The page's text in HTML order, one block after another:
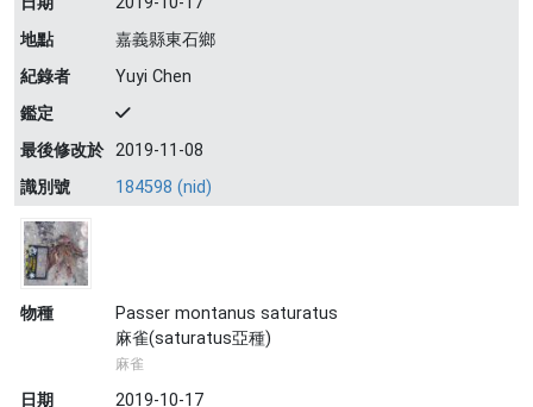
地點
嘉義縣東石鄉
紀錄者
Yuyi Chen
鑑定
最後修改於 2019-11-08
識別號
184598 (nid)
物種
Passer montanus saturatus
麻雀(saturatus亞種)
麻雀
日期 2019-10-17